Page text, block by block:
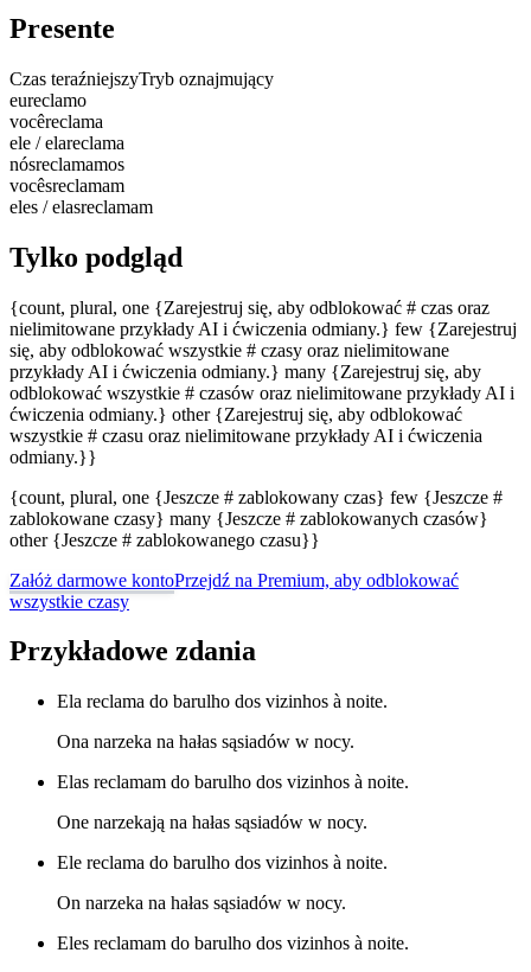
Presente
Czas teraźniejszyTryb oznajmujący
eureclamo
vocêreclama
ele / elareclama
nósreclamamos
vocêsreclamam
eles / elasreclamam
Tylko podgląd
{count, plural, one {Zarejestruj się, aby odblokować # czas oraz
nielimitowane przykłady AI i ćwiczenia odmiany.} few {Zarejestruj
się, aby odblokować wszystkie # czasy oraz nielimitowane
przykłady AI i ćwiczenia odmiany.} many {Zarejestruj się, aby
odblokować wszystkie # czasów oraz nielimitowane przykłady AI i
ćwiczenia odmiany.} other {Zarejestruj się, aby odblokować
wszystkie # czasu oraz nielimitowane przykłady AI i ćwiczenia
odmiany.}}
{count, plural, one {Jeszcze # zablokowany czas} few {Jeszcze #
zablokowane czasy} many {Jeszcze # zablokowanych czasów}
other {Jeszcze # zablokowanego czasu}}
Załóż darmowe kontoPrzejdź na Premium, aby odblokować
wszystkie czasy
Przykładowe zdania
Ela reclama do barulho dos vizinhos à noite.
Ona narzeka na hałas sąsiadów w nocy.
Elas reclamam do barulho dos vizinhos à noite.
One narzekają na hałas sąsiadów w nocy.
Ele reclama do barulho dos vizinhos à noite.
On narzeka na hałas sąsiadów w nocy.
Eles reclamam do barulho dos vizinhos à noite.